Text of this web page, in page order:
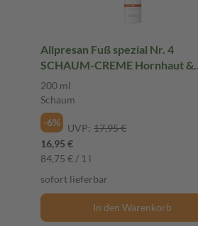
Allpresan Fuß spezial Nr. 4
SCHAUM-CREME Hornhaut &
Schrunden 200 ml Schaum
200 ml
Schaum
-6%
UVP: 17,95 €
16,95 €
84,75 € / 1 l
sofort lieferbar
In den Warenkorb